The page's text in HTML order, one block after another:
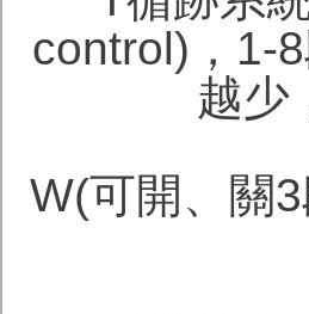
control)，1-
越少
W(可開、關